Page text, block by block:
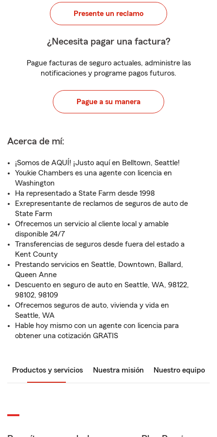
Presente un reclamo
¿Necesita pagar una factura?
Pague facturas de seguro actuales, administre las
notificaciones y programe pagos futuros.
Pague a su manera
Acerca de mí:
¡Somos de AQUÍ! ¡Justo aquí en Belltown, Seattle!
Youkie Chambers es una agente con licencia en
Washington
Ha representado a State Farm desde 1998
Exrepresentante de reclamos de seguros de auto de
State Farm
Ofrecemos un servicio al cliente local y amable
disponible 24/7
Transferencias de seguros desde fuera del estado a
Kent County
Prestando servicios en Seattle, Downtown, Ballard,
Queen Anne
Descuento en seguro de auto en Seattle, WA, 98122,
98102, 98109
Ofrecemos seguros de auto, vivienda y vida en
Seattle, WA
Hable hoy mismo con un agente con licencia para
obtener una cotización GRATIS
Productos y servicios Nuestra misión Nuestro equipo